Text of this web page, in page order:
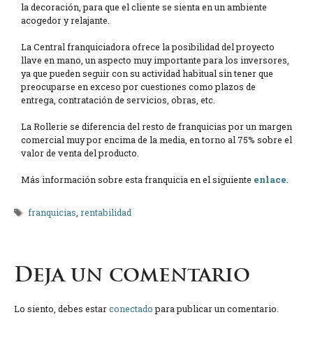
la decoración, para que el cliente se sienta en un ambiente
acogedor y relajante.
La Central franquiciadora ofrece la posibilidad del proyecto
llave en mano, un aspecto muy importante para los inversores,
ya que pueden seguir con su actividad habitual sin tener que
preocuparse en exceso por cuestiones como plazos de
entrega, contratación de servicios, obras, etc.
La Rollerie se diferencia del resto de franquicias por un margen
comercial muy por encima de la media, en torno al 75% sobre el
valor de venta del producto.
Más información sobre esta franquicia en el siguiente enlace.
Etiquetas
franquicias ,rentabilidad
Deja un comentario
Lo siento, debes estarconectadopara publicar un comentario.